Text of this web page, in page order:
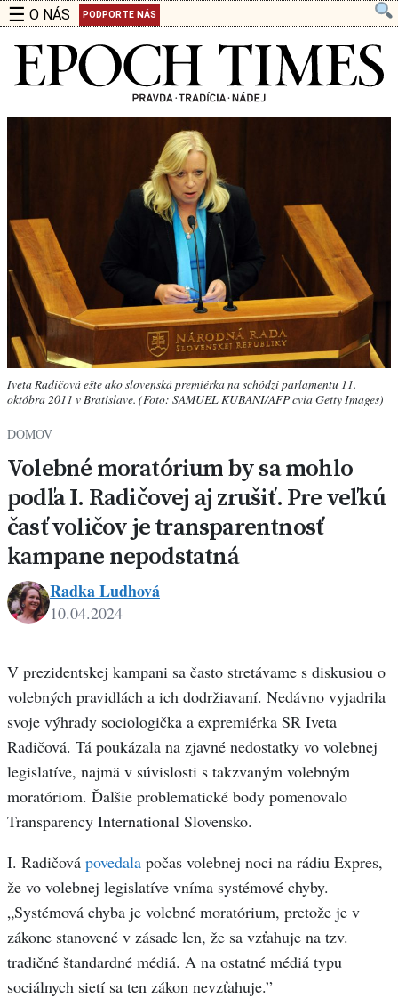
☰ O NÁS PODPORTE NÁS
Iveta Radičová ešte ako slovenská premiérka na schôdzi parlamentu 11.
októbra 2011 v Bratislave. (Foto: SAMUEL KUBANI/AFP cvia Getty Images)
DOMOV
Volebné moratórium by sa mohlo
podľa I. Radičovej aj zrušiť. Pre veľkú
časť voličov je transparentnosť
kampane nepodstatná
Radka Ludhová
10.04.2024
V prezidentskej kampani sa často stretávame s diskusiou o
volebných pravidlách a ich dodržiavaní. Nedávno vyjadrila
svoje výhrady sociologička a expremiérka SR Iveta
Radičová. Tá poukázala na zjavné nedostatky vo volebnej
legislatíve, najmä v súvislosti s takzvaným volebným
moratóriom. Ďalšie problematické body pomenovalo
Transparency International Slovensko.
I. Radičová povedala počas volebnej noci na rádiu Expres,
že vo volebnej legislatíve vníma systémové chyby.
„Systémová chyba je volebné moratórium, pretože je v
zákone stanovené v zásade len, že sa vzťahuje na tzv.
tradičné štandardné médiá. A na ostatné médiá typu
sociálnych sietí sa ten zákon nevzťahuje.”